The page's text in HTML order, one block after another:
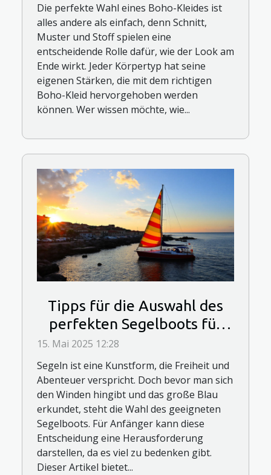
Die perfekte Wahl eines Boho-Kleides ist
alles andere als einfach, denn Schnitt,
Muster und Stoff spielen eine
entscheidende Rolle dafür, wie der Look am
Ende wirkt. Jeder Körpertyp hat seine
eigenen Stärken, die mit dem richtigen
Boho-Kleid hervorgehoben werden
können. Wer wissen möchte, wie...
Tipps für die Auswahl des
perfekten Segelboots für
Anfänger
15. Mai 2025 12:28
Segeln ist eine Kunstform, die Freiheit und
Abenteuer verspricht. Doch bevor man sich
den Winden hingibt und das große Blau
erkundet, steht die Wahl des geeigneten
Segelboots. Für Anfänger kann diese
Entscheidung eine Herausforderung
darstellen, da es viel zu bedenken gibt.
Dieser Artikel bietet...